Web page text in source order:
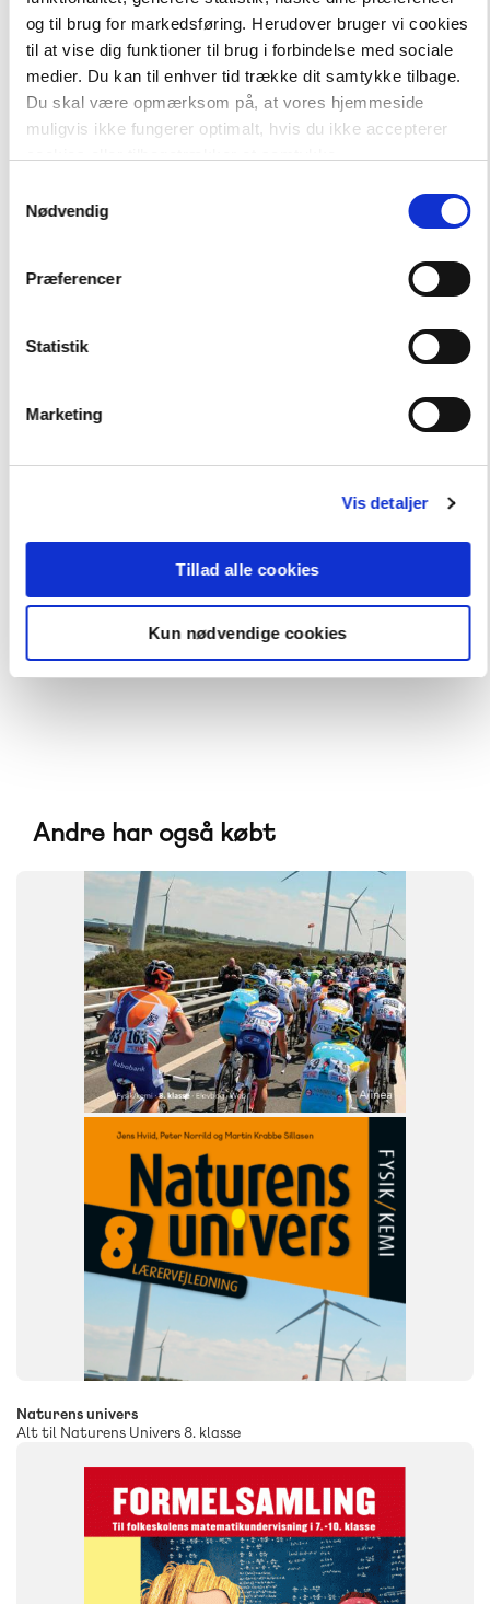
og til brug for markedsføring. Herudover bruger vi cookies
til at vise dig funktioner til brug i forbindelse med sociale
medier. Du kan til enhver tid trække dit samtykke tilbage.
Du skal være opmærksom på, at vores hjemmeside
muligvis ikke fungerer optimalt, hvis du ikke accepterer
Nødvendig
Præferencer
Statistik
Marketing
Vis detaljer
Tillad alle cookies
Kun nødvendige cookies
SYSTEM
Naturens univers
FAG
Fysik/kemi
Fysik-kemi
8. klasse
Hent flere
Andre har også købt
Naturens univers
Fysik/kemi
Fysik-kemi
NIVEAU
8. klasse
Naturens univers
Alt til Naturens Univers 8. klasse
NIVEAU
8. klasse 9. klasse